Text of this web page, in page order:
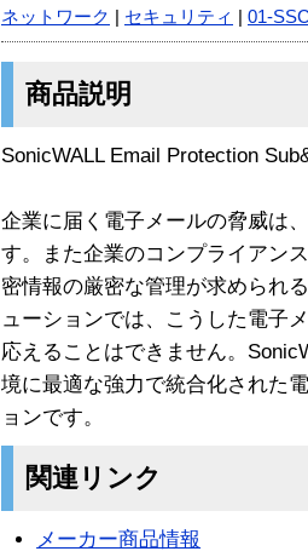
ネットワーク セキュリティ 01-
商品説明
SonicWALL Email Protection
企業に届く電子メールの脅威は
す。また企業のコンプライアン
密情報の厳密な管理が求められ
ューションでは、こうした電子
応えることはできません。
境に最適な強力で統合化された
ョンです。
関連リンク
メーカー商品情報